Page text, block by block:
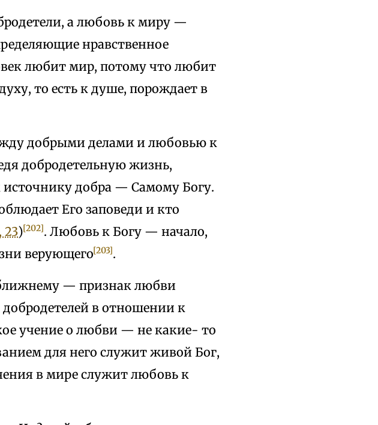
а любовь к миру —
нравственное
любит мир, потому что любит
то есть к душе, порождает в
добрыми делами и любовью к
добродетельную жизнь,
источнику добра — Самому Богу.
Его заповеди и кто
23)[202]. Любовь к Богу — начало,
верующего[203].
— признак любви
добродетелей в отношении к
учение о любви — не какие- то
для него служит живой Бог,
в мире служит любовь к